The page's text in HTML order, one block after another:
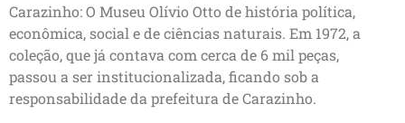
Carazinho: O Museu Olívio Otto de história política,
econômica, social e de ciências naturais. Em 1972, a
coleção, que já contava com cerca de 6 mil peças,
passou a ser institucionalizada, ficando sob a
responsabilidade da prefeitura de Carazinho.